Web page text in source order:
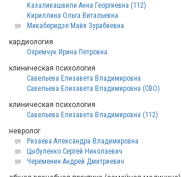
Казаликашвили Анна Георгиевна (112)
Кириллина Ольга Витальевна
Микаберидзе Майя Зурабиевна
кардиология
Охремчук Ирина Петровна
клиническая психология
Савельева Елизавета Владимировна
Савельева Елизавета Владимировна (СВО)
клиническая психология
Савельева Елизавета Владимировна (112)
невролог
Ризаева Александра Владимировна
Цыбуленко Сеpгей Hиколаевич
Череменин Андрей Дмитриевич